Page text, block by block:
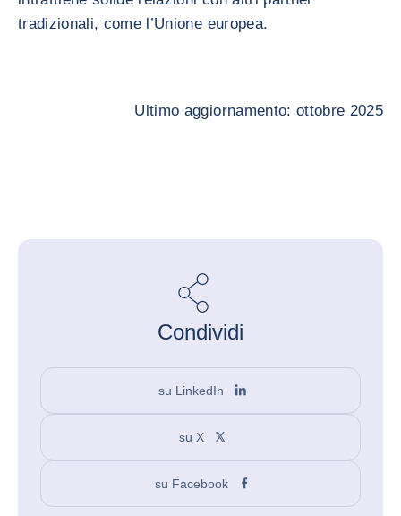
tradizionali, come l’Unione europea.
Ultimo aggiornamento: ottobre 2025
Condividi
su LinkedIn
su X
su Facebook